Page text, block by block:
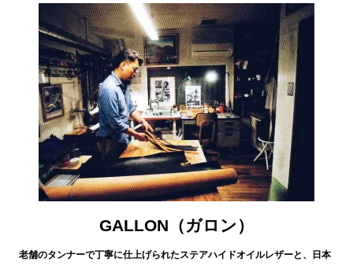
GALLON（ガロン）
老舗のタンナーで丁寧に仕上げられたステアハイドオイルレザーと、日本